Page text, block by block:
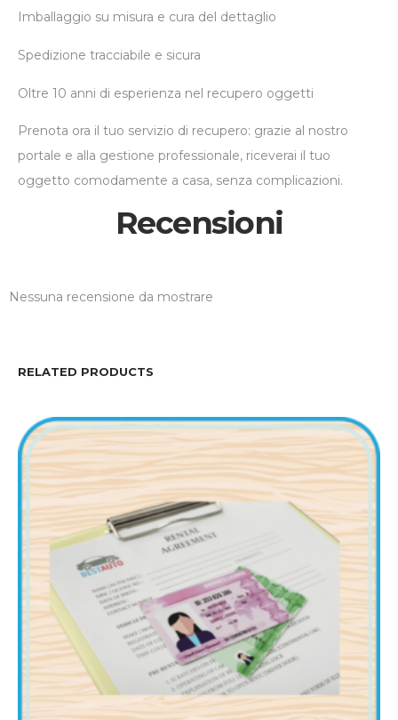
Imballaggio su misura e cura del dettaglio
Spedizione tracciabile e sicura
Oltre 10 anni di esperienza nel recupero oggetti
Prenota ora il tuo servizio di recupero: grazie al nostro
portale e alla gestione professionale, riceverai il tuo
oggetto comodamente a casa, senza complicazioni.
Recensioni
Nessuna recensione da mostrare
RELATED PRODUCTS